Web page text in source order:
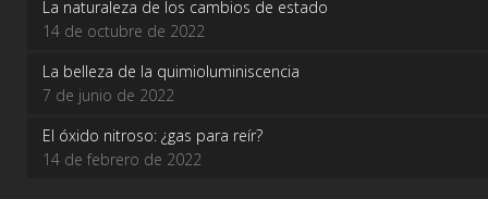
La naturaleza de los cambios de estado
14 de octubre de 2022
La belleza de la quimioluminiscencia
7 de junio de 2022
El óxido nitroso: ¿gas para reír?
14 de febrero de 2022